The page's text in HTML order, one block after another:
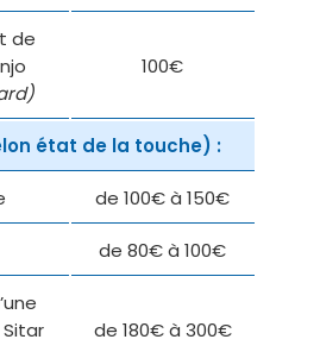
de
100€
état de la touche) :
de 100€ à 150€
de 80€ à 100€
de 180€ à 300€